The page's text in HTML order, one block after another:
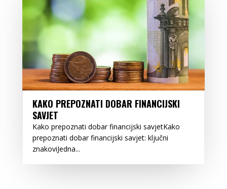
KAKO PREPOZNATI DOBAR FINANCIJSKI
SAVJET
Kako prepoznati dobar financijski savjetKako
prepoznati dobar financijski savjet: ključni
znakoviJedna...